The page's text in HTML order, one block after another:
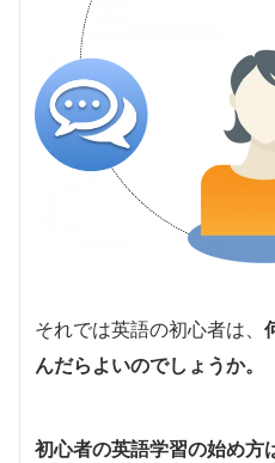
それでは英語の初心者は、
んだらよいのでしょうか。
初心者の英語学習の始め方